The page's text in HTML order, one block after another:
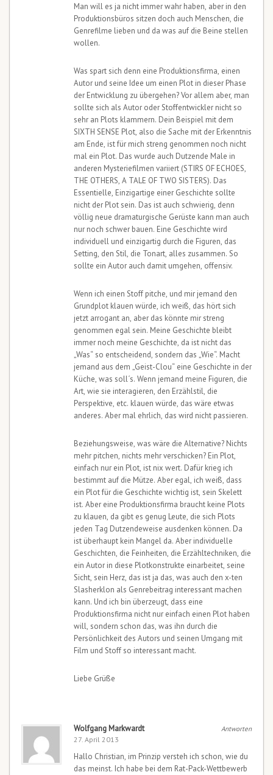
Man will es ja nicht immer wahr haben, aber in den
Produktionsbüros sitzen doch auch Menschen, die
Genrefilme lieben und da was auf die Beine stellen
wollen.
Was spart sich denn eine Produktionsfirma, einen
Autor und seine Idee um einen Plot in dieser Phase
der Entwicklung zu übergehen? Vor allem aber, man
sollte sich als Autor oder Stoffentwickler nicht so
sehr an Plots klammern. Dein Beispiel mit dem
SIXTH SENSE Plot, also die Sache mit der Erkenntnis
am Ende, ist für mich streng genommen noch nicht
mal ein Plot. Das wurde auch Dutzende Male in
anderen Mysteriefilmen variiert (STIRS OF ECHOES,
THE OTHERS, A TALE OF TWO SISTERS). Das
Essentielle, Einzigartige einer Geschichte sollte
nicht der Plot sein. Das ist auch schwierig, denn
völlig neue dramaturgische Gerüste kann man auch
nur noch schwer bauen. Eine Geschichte wird
individuell und einzigartig durch die Figuren, das
Setting, den Stil, die Tonart, alles zusammen. So
sollte ein Autor auch damit umgehen, offensiv.
Wenn ich einen Stoff pitche, und mir jemand den
Grundplot klauen würde, ich weiß, das hört sich
jetzt arrogant an, aber das könnte mir streng
genommen egal sein. Meine Geschichte bleibt
immer noch meine Geschichte, da ist nicht das
„Was“ so entscheidend, sondern das „Wie“. Macht
jemand aus dem „Geist-Clou“ eine Geschichte in der
Küche, was soll´s. Wenn jemand meine Figuren, die
Art, wie sie interagieren, den Erzählstil, die
Perspektive, etc. klauen würde, das wäre etwas
anderes. Aber mal ehrlich, das wird nicht passieren.
Beziehungsweise, was wäre die Alternative? Nichts
mehr pitchen, nichts mehr verschicken? Ein Plot,
einfach nur ein Plot, ist nix wert. Dafür krieg ich
bestimmt auf die Mütze. Aber egal, ich weiß, dass
ein Plot für die Geschichte wichtig ist, sein Skelett
ist. Aber eine Produktionsfirma braucht keine Plots
zu klauen, da gibt es genug Leute, die sich Plots
jeden Tag Dutzendeweise ausdenken können. Da
ist überhaupt kein Mangel da. Aber individuelle
Geschichten, die Feinheiten, die Erzähltechniken, die
ein Autor in diese Plotkonstrukte einarbeitet, seine
Sicht, sein Herz, das ist ja das, was auch den x-ten
Slasherklon als Genrebeitrag interessant machen
kann. Und ich bin überzeugt, dass eine
Produktionsfirma nicht nur einfach einen Plot haben
will, sondern schon das, was ihn durch die
Persönlichkeit des Autors und seinen Umgang mit
Film und Stoff so interessant macht.
Liebe Grüße
Antworten
Wolfgang Markwardt
27. April 2013
Hallo Christian, im Prinzip versteh ich schon, wie du
das meinst. Ich habe bei dem Rat-Pack-Wettbewerb